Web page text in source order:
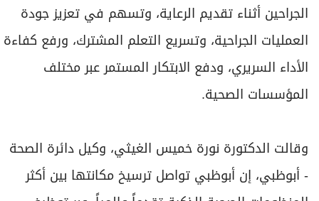
الجراحين أثناء تقديم الرعاية، وتسهم في تعزيز جودة
العمليات الجراحية، وتسريع التعلم المشترك، ورفع كفاءة
الأداء السريري، ودفع الابتكار المستمر عبر مختلف
المؤسسات الصحية.
وقالت الدكتورة نورة خميس الغيثي، وكيل دائرة الصحة
- أبوظبي، إن أبوظبي تواصل ترسيخ مكانتها بين أكثر